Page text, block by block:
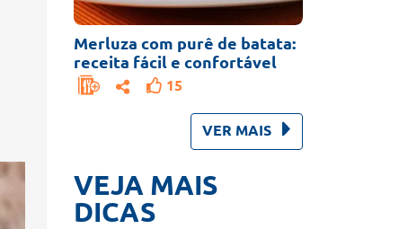
Merluza com purê de batata:
receita fácil e confortável
15
VER MAIS
VEJA MAIS
DICAS